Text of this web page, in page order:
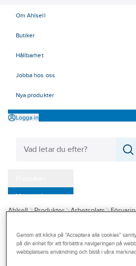
Om Ahlsell
Butiker
Hållbarhet
Jobba hos oss
Nya produkter
Logga in
Varumärken
Kampanjer
Outlet
Branscher
Ahlsell Produkter Arbetsplats
Genom att klicka på "Acceptera alla cookies"
på din enhet för att förbättra navigeringen på
webbplatsens användning och bistå i våra